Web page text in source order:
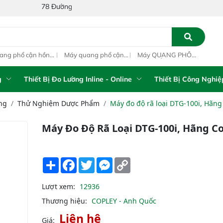
78 Đường Số 1A, Khu Phố 4, Phường Bình Tân, Thành phố Hồ Chí
phổ cận hồng
Máy quang phổ cận
NIR Analyzer
Máy QUANG PHỔ
Vista-R
Thiết Bị Đo Lường Inline - Online Thiết Bị Công
Thử Nghiệm Dược Phẩm Máy đo độ rã loại DTG-100i,
Máy Đo Độ Rã Loại DTG-100i, Hãng
Share Facebook
TwitterMessenger
Lượt xem: 12936
Thương hiệu: COPLEY - Anh Quốc
Giá: Liên hệ